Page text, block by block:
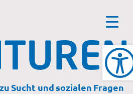
Sucht und sozialen Fragen